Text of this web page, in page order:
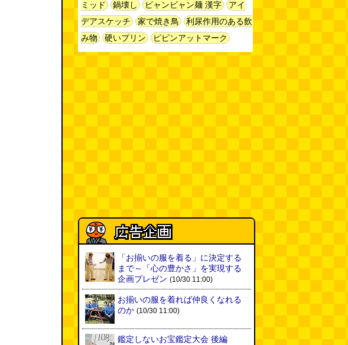
ミッド
鍋壊し ビャンビャン麺 漢字
アイ
デアスケッチ
家で焼き鳥
利尿作用のある飲
み物
硬いプリン ピピンアットマーク
「お揃いの服を着る」に決定する
まで～「心の豊かさ」を実現する
企画プレゼン (10/30 11:00)
お揃いの服を着れば仲良くなれる
のか (10/30 11:00)
鑑定しないお宝鑑定大会 後編